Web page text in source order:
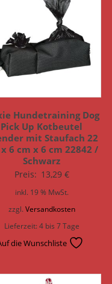
Hundetraining Dog
Pick Up Kotbeutel
mit Staufach 22
6 cm x 6 cm 22842 /
Schwarz
Preis: 13,29 €
inkl. 19 % MwSt.
zzgl. Versandkosten
Lieferzeit:4 bis 7 Tage
die Wunschliste